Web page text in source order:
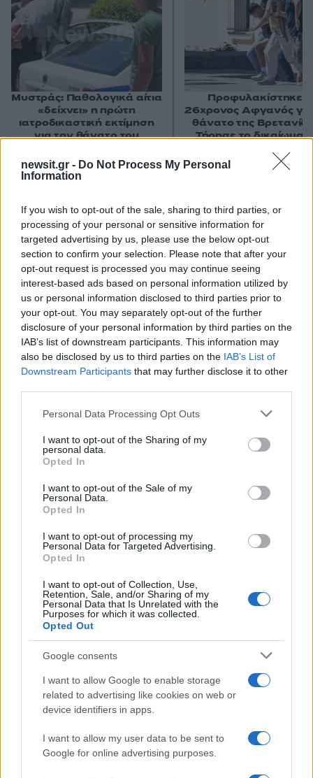
newsit.gr - Do Not Process My Personal
Information
If you wish to opt-out of the sale, sharing to third parties, or
processing of your personal or sensitive information for
targeted advertising by us, please use the below opt-out
section to confirm your selection. Please note that after your
opt-out request is processed you may continue seeing
interest-based ads based on personal information utilized by
us or personal information disclosed to third parties prior to
your opt-out. You may separately opt-out of the further
disclosure of your personal information by third parties on the
IAB’s list of downstream participants. This information may
also be disclosed by us to third parties on the IAB’s List of
Downstream Participants that may further disclose it to other
Please note that this website/app uses one or more Google
not limited to your visit or usage behaviour. You may click to
grant or deny consent to Google and its third-party tags to
use your data for below specified purposes in below Google
consent section.
Personal Data Processing Opt Outs
I want to opt-out of the Sharing of my
personal data.
Opted In
I want to opt-out of the Sale of my
Personal Data.
Opted In
I want to opt-out of processing my
Personal Data for Targeted Advertising.
Opted In
I want to opt-out of Collection, Use,
Retention, Sale, and/or Sharing of my
Personal Data that Is Unrelated with the
Purposes for which it was collected.
Opted Out
Google consents
I want to allow Google to enable storage
related to advertising like cookies on web or
device identifiers in apps.
I want to allow my user data to be sent to
Google for online advertising purposes.
Σχόλια
Σχολίασε εδώ
50 /50
2000 /2000
Υποβολή σχολίου
Πολιτική Απορρήτου
& Όροι Χρήσης της Google.
Share:
Ακολουθήστε το Νewsit.gr στοGoogle News
ενημερωθείτε πρώτοι για όλη την ειδησεογραφία και τα
τελευταία νέα της ημέρας
Μυστράς: Παθολογικά αίτια
«δείχνει» η πρώτη
ιατροδικαστική εκτίμηση
για τον θάνατο του
γιος του σε καταψύκτη
Προφυλακίστηκε ο
26χρονος Αφγανός
θάνατο της
Τήρησε το δικαίωμα
Πιο δημοφιλή
Αυγερινός, Μουτσάτσου και ακόμη 20
πρώην στελέχη κατά Καρυστιανού: «Δεν
αποχωρήσαμε για καρέκλες», αιχμές για